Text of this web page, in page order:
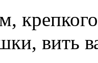
крепкого
вить